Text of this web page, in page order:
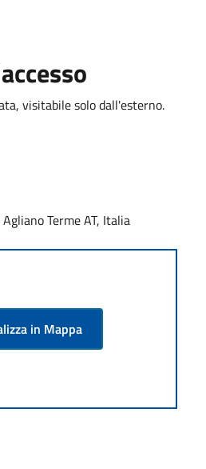
visitabile solo dall'esterno.
Terme AT, Italia
in Mappa